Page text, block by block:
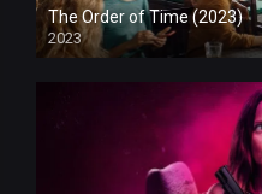
The Order of Time (2023)
2023